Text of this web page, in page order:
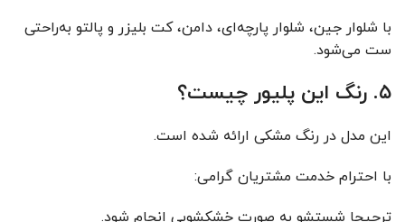
با شلوار جین، شلوار پارچه‌ای، دامن، کت بلیزر و پالتو به‌راحتی
ست می‌شود.
۵. رنگ این پلیور چیست؟
این مدل در رنگ مشکی ارائه شده است.
با احترام خدمت مشتریان گرامی:
ترجیحا شستشو به صورت خشکشویی انجام شود.